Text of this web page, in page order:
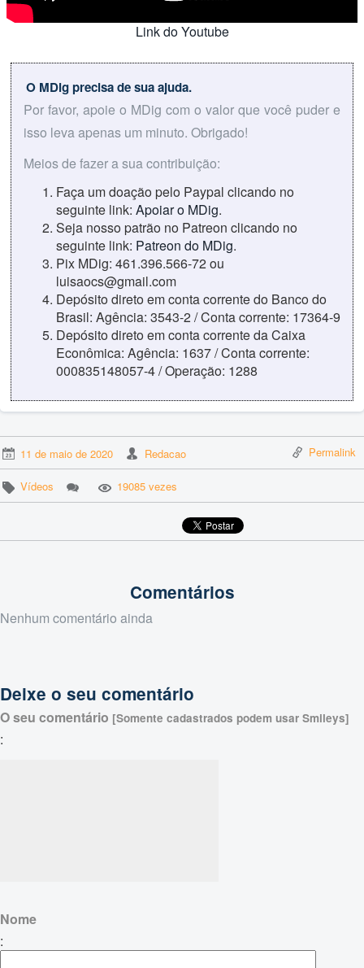
Link do Youtube
O MDig precisa de sua ajuda.
Por favor, apoie o MDig com o valor que você puder e
isso leva apenas um minuto. Obrigado!
Meios de fazer a sua contribuição:
Faça um doação pelo Paypal clicando no
seguinte link: Apoiar o MDig.
Seja nosso patrão no Patreon clicando no
seguinte link: Patreon do MDig.
Pix MDig: 461.396.566-72 ou
luisaocs@gmail.com
Depósito direto em conta corrente do Banco do
Brasil: Agência: 3543-2 / Conta corrente: 17364-9
Depósito direto em conta corrente da Caixa
Econômica: Agência: 1637 / Conta corrente:
000835148057-4 / Operação: 1288
11 de maio de 2020 Redacao Permalink
Vídeos 19085 vezes
Comentários
Nenhum comentário ainda
Deixe o seu comentário
O seu comentário [Somente cadastrados podem usar Smileys]
:
Nome
: